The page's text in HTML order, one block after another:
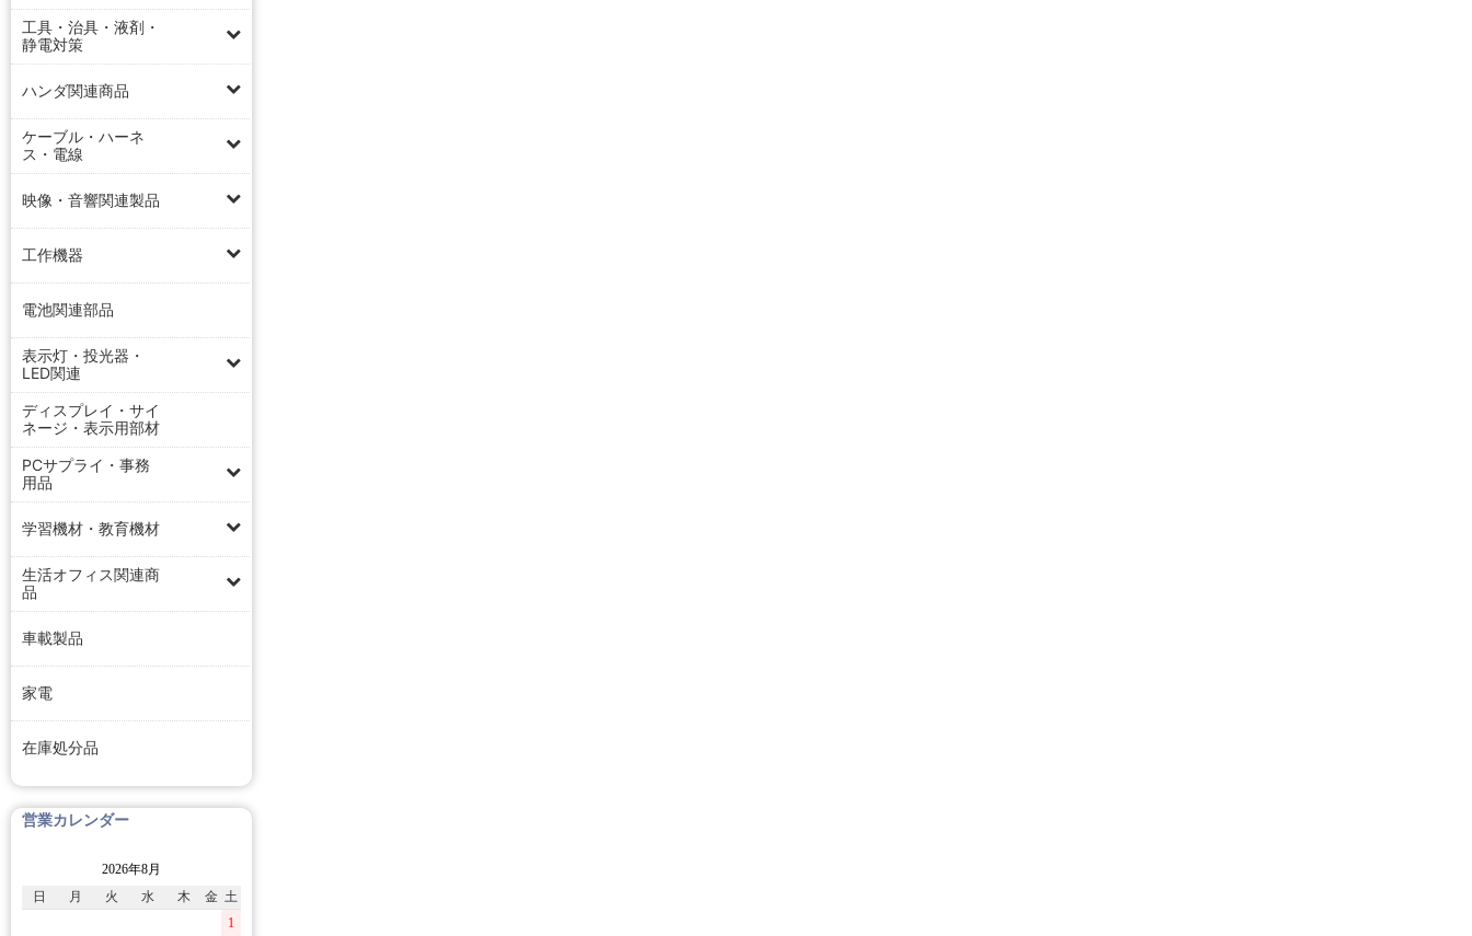
工具・治具・液剤・
静電対策
ハンダ関連商品
ケーブル・ハーネ
ス・電線
映像・音響関連製品
工作機器
電池関連部品
表示灯・投光器・
LED関連
ディスプレイ・サイ
ネージ・表示用部材
PCサプライ・事務
用品
学習機材・教育機材
生活オフィス関連商
品
車載製品
家電
在庫処分品
営業カレンダー
2026年8月
日
月 火 水 木 金 土
1